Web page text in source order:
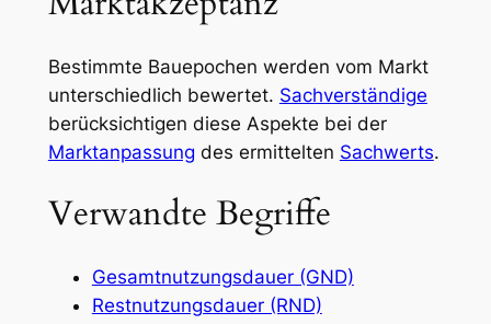
Bestimmte Bauepochen werden vom Markt
unterschiedlich bewertet. Sachverständige
berücksichtigen diese Aspekte bei der
Marktanpassung des ermittelten Sachwerts.
Verwandte Begriffe
Gesamtnutzungsdauer (GND)
Restnutzungsdauer (RND)